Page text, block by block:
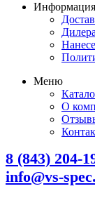
Информация
Меню
О
8 (843) 204-
info@vs-